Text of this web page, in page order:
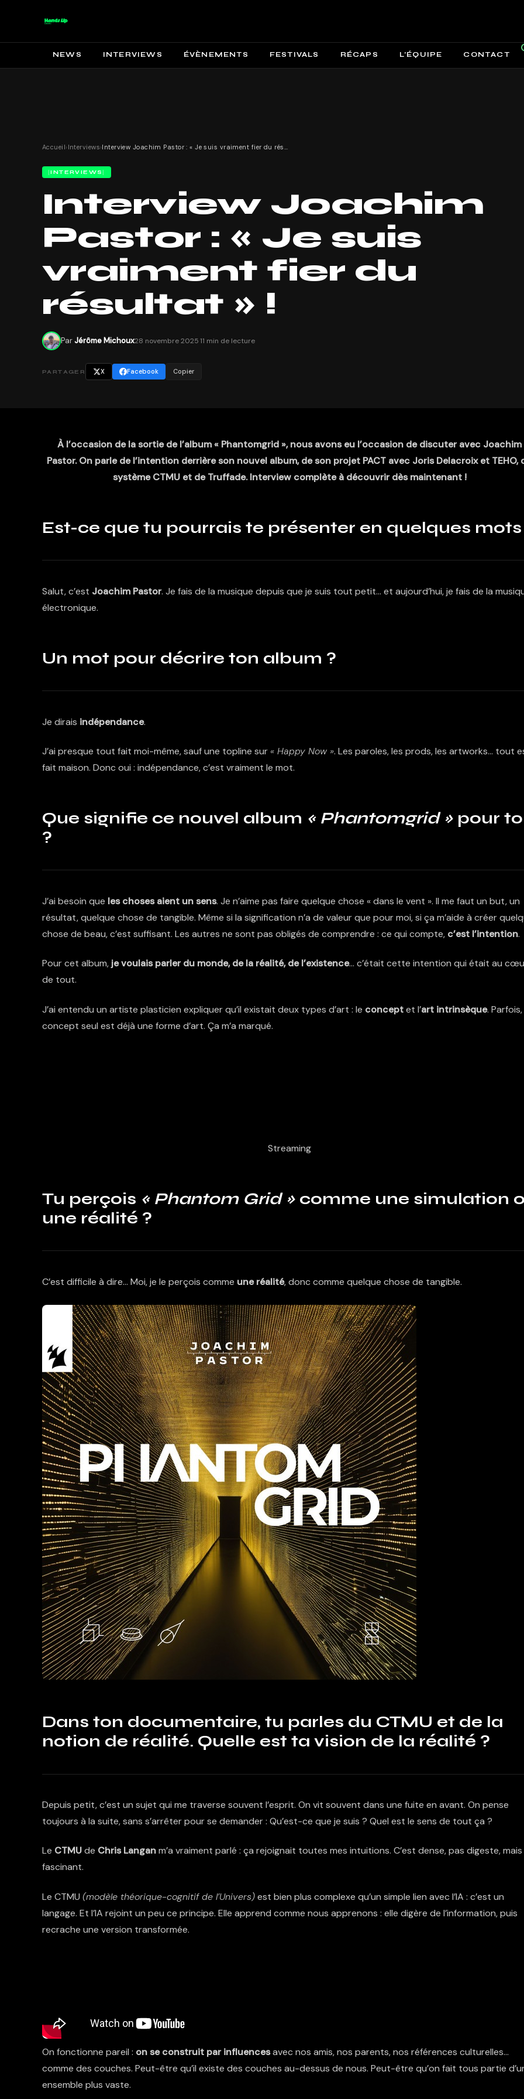
NEWS INTERVIEWS ÉVÈNEMENTS FESTIVALS RÉCAPS L’ÉQUIPE CONTACT
Accueil› Interviews› Interview Joachim Pastor : « Je suis vraiment fier du résultat » !
INTERVIEWS
Interview Joachim
Pastor : « Je suis
vraiment fier du
résultat » !
ParJérôme Michoux28 novembre 202511 min de lecture
PARTAGER X Facebook Copier
À l’occasion de la sortie de l’album « Phantomgrid », nous avons eu l’occasion de discuter avec Joachim
Pastor. On parle de l’intention derrière son nouvel album, de son projet PACT avec Joris Delacroix et TEHO,
système CTMU et de Truffade. Interview complète à découvrir dès maintenant !
Est-ce que tu pourrais te présenter en quelques mots
Salut, c’est Joachim Pastor. Je fais de la musique depuis que je suis tout petit… et aujourd’hui, je fais de la
électronique.
Un mot pour décrire ton album ?
Je dirais indépendance.
J’ai presque tout fait moi-même, sauf une topline sur « Happy Now ». Les paroles, les prods, les artworks… tout
fait maison. Donc oui : indépendance, c’est vraiment le mot.
Que signifie ce nouvel album « Phantomgrid » pour
?
J’ai besoin que les choses aient un sens. Je n’aime pas faire quelque chose « dans le vent ». Il me faut un but, un
résultat, quelque chose de tangible. Même si la signification n’a de valeur que pour moi, si ça m’aide à créer
chose de beau, c’est suffisant. Les autres ne sont pas obligés de comprendre : ce qui compte, c’est l’intention.
Pour cet album, je voulais parler du monde, de la réalité, de l’existence… c’était cette intention qui était au
de tout.
J’ai entendu un artiste plasticien expliquer qu’il existait deux types d’art : le conceptet l’art intrinsèque.
concept seul est déjà une forme d’art. Ça m’a marqué.
Streaming
Tu perçois « Phantom Grid » comme une simulation
une réalité ?
C’est difficile à dire… Moi, je le perçois comme une réalité, donc comme quelque chose de tangible.
Dans ton documentaire, tu parles du CTMU et de la
notion de réalité. Quelle est ta vision de la réalité ?
Depuis petit, c’est un sujet qui me traverse souvent l’esprit. On vit souvent dans une fuite en avant. On pense
toujours à la suite, sans s’arrêter pour se demander : Qu’est-ce que je suis ? Quel est le sens de tout ça ?
Le CTMUde Chris Langanm’a vraiment parlé : ça rejoignait toutes mes intuitions. C’est dense, pas digeste, mais
fascinant.
Le CTMU (modèle théorique-cognitif de l’Univers)est bien plus complexe qu’un simple lien avec l’IA : c’est un
langage. Et l’IA rejoint un peu ce principe. Elle apprend comme nous apprenons : elle digère de l’information, puis
recrache une version transformée.
On fonctionne pareil : on se construit par influencesavec nos amis, nos parents, nos références culturelles…
comme des couches. Peut-être qu’il existe des couches au-dessus de nous. Peut-être qu’on fait tous partie
ensemble plus vaste.